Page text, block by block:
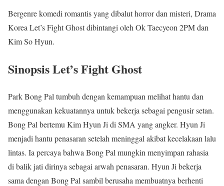
Bergenre komedi romantis yang dibalut horror dan misteri, Drama
Korea Let’s Fight Ghost dibintangi oleh Ok Taecyeon 2PM dan
Kim So Hyun.
Sinopsis Let’s Fight Ghost
Park Bong Pal tumbuh dengan kemampuan melihat hantu dan
menggunakan kekuatannya untuk bekerja sebagai pengusir setan.
Bong Pal bertemu Kim Hyun Ji di SMA yang angker. Hyun Ji
menjadi hantu penasaran setelah meninggal akibat kecelakaan lalu
lintas. Ia percaya bahwa Bong Pal mungkin menyimpan rahasia
di balik jati dirinya sebagai arwah penasaran. Hyun Ji bekerja
sama dengan Bong Pal sambil berusaha membuatnya berhenti